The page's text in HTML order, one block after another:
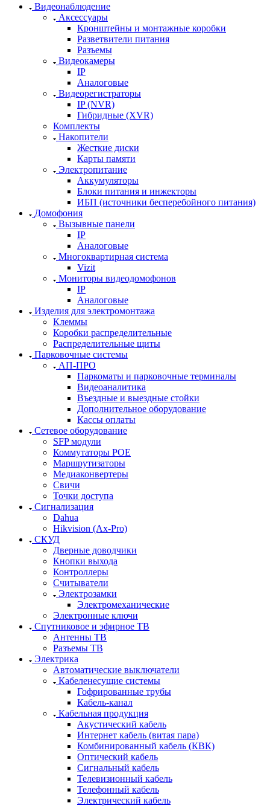
Видеонаблюдение
Аксессуары
Кронштейны и монтажные коробки
Разветвители питания
Разъемы
Видеокамеры
IP
Аналоговые
Видеорегистраторы
IP (NVR)
Гибридные (XVR)
Комплекты
Накопители
Жесткие диски
Карты памяти
Электропитание
Аккумуляторы
Блоки питания и инжекторы
ИБП (источники бесперебойного питания)
Домофония
Вызывные панели
IP
Аналоговые
Многоквартирная система
Vizit
Мониторы видеодомофонов
IP
Аналоговые
Изделия для электромонтажа
Клеммы
Коробки распределительные
Распределительные щиты
Парковочные системы
АП-ПРО
Паркоматы и парковочные терминалы
Видеоаналитика
Въездные и выездные стойки
Дополнительное оборудование
Кассы оплаты
Сетевое оборудование
SFP модули
Коммутаторы POE
Маршрутизаторы
Медиаконвертеры
Свичи
Точки доступа
Сигнализация
Dahua
Hikvision (Ax-Pro)
СКУД
Дверные доводчики
Кнопки выхода
Контроллеры
Считыватели
Электрозамки
Электромеханические
Электронные ключи
Спутниковое и эфирное ТВ
Антенны ТВ
Разъемы ТВ
Электрика
Автоматические выключатели
Кабеленесущие системы
Гофрированные трубы
Кабель-канал
Кабельная продукция
Акустический кабель
Интернет кабель (витая пара)
Комбинированный кабель (КВК)
Оптический кабель
Сигнальный кабель
Телевизионный кабель
Телефонный кабель
Электрический кабель